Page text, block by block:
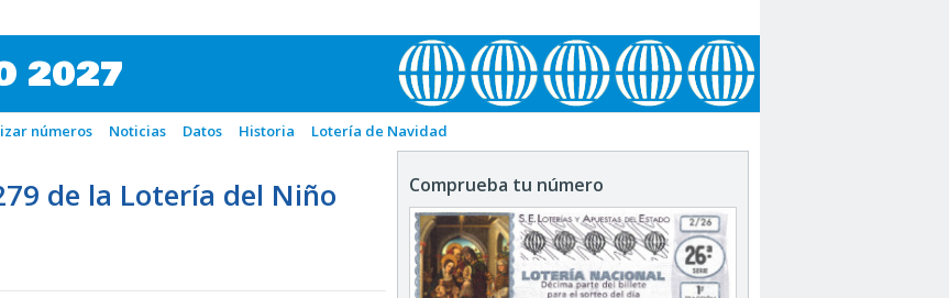
2027
números Noticias Datos Historia Lotería de Navidad
de la Lotería del Niño
Comprueba tu número